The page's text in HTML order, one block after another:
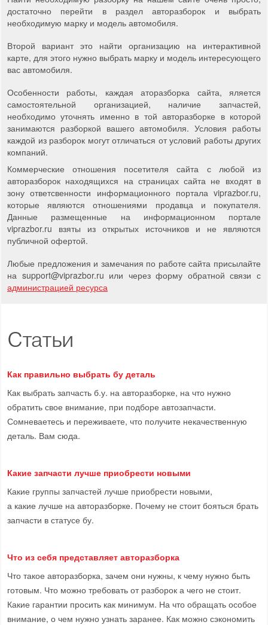
достаточно перейти в раздел авторазборок и выбрать
необходимую марку и модель автомобиля.
Второй вариант это найти организацию на интерактивной
карте, для этого нужно выбрать марку и модель интересующего
вас автомобиля.
Особенности работы, каждая аторазборка сайта, яляется
самостоятельной организацией, наличие запчастей,
необходимо уточнять именно в той авторазборке в которой
занимаются разборкой вашего автомобиля. Условия работы
каждой из разборок могут отличаться от условий работы других
компаний.
Коммерческие отношения посетителя сайта с любой из
авторазборок находящихся на страницах сайта не входят в
зону ответсвенности информационного портала viprazbor.ru,
которые являются отношениями продавца и покупателя.
Данные размещенные на информационном портале
viprazbor.ru взяты из открытых источников и не являются
публичной офертой.
Любые предложения и замечания по работе сайта присылайте
на support@viprazbor.ru или через форму обратной связи с
администрацией ресурса
Статьи
Как правильно выбрать бу деталь
Как выбрать запчасть б.у. на авторазборке, на что нужно
обратить свое внимание, при подборе автозапчасти.
Сомневаетесь и переживаете, что получите некачественную
деталь. Вам сюда.
Какие запчасти лучше приобрести новыми
Какие группы запчастей лучше приобрести новыми,
а какие лучше на авторазборке. Почему не стоит бояться брать
запчасти в статусе бу.
Что из себя представляет авторазборка
Что такое авторазборка, зачем они нужны, к чему нужно быть
готовым. Что можно требовать от разборок а чего не стоит.
Какие гарантии просить как минимум. На что обращать особое
внимание, о чем нужно узнать заранее. Как можно сэкономить